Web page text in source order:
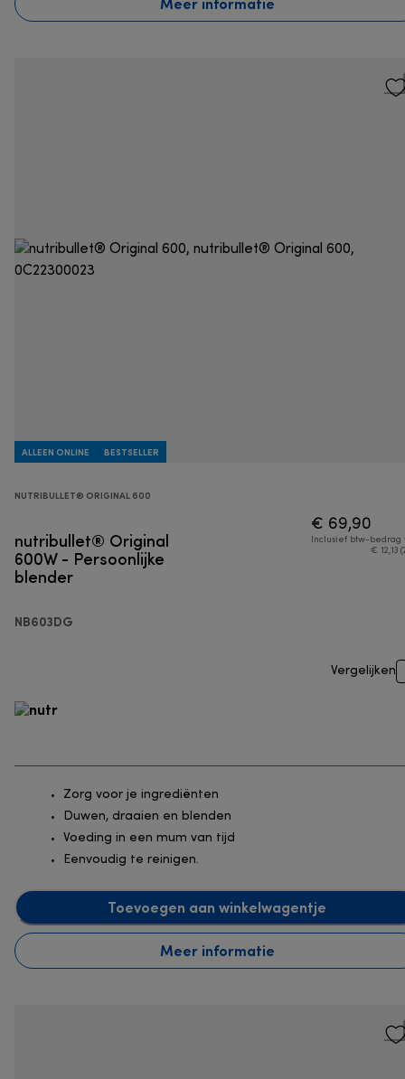
ALLEEN ONLINE BESTSELLER
NUTRIBULLET® ORIGINAL 600
nutribullet® Original
600W - Persoonlijke
blender
NB603DG
€ 69,90
Inclusief btw-bedrag
€ 12,13
Vergelijken
Zorg voor je ingrediënten
Duwen, draaien en blenden
Voeding in een mum van tijd
Eenvoudig te reinigen.
Toevoegen aan winkelwagentje
Meer informatie